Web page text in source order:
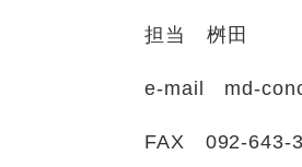
担当 桝田
e-mail md-
FAX 092-643-